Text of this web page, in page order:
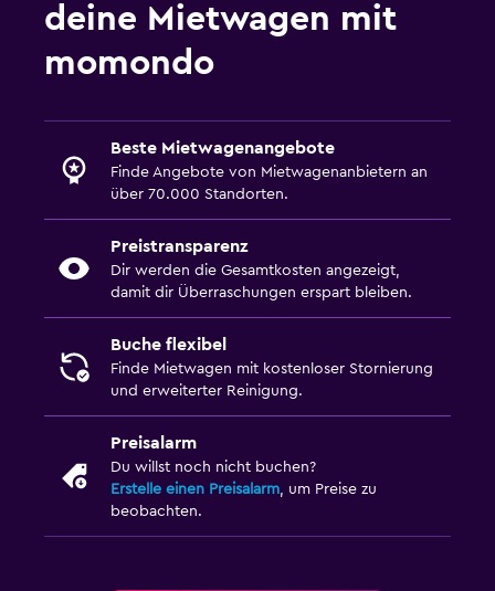
deine Mietwagen mit
momondo
Beste Mietwagenangebote
Finde Angebote von Mietwagenanbietern an
über 70.000 Standorten.
Preistransparenz
Dir werden die Gesamtkosten angezeigt,
damit dir Überraschungen erspart bleiben.
Buche flexibel
Finde Mietwagen mit kostenloser Stornierung
und erweiterter Reinigung.
Preisalarm
Du willst noch nicht buchen?
Erstelle einen Preisalarm, um Preise zu
beobachten.